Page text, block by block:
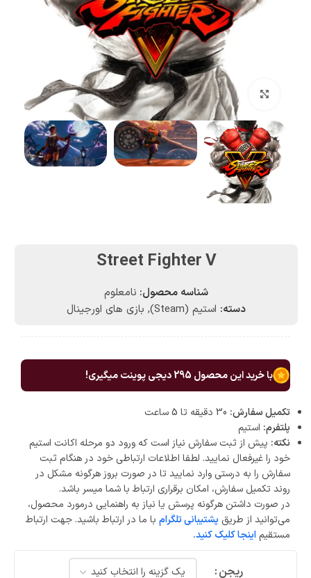
بزرگنمایی تصویر
Street Fighter V
شناسه محصول: نامعلوم
دسته: استیم (Steam) , بازی های اورجینال
با خرید این محصول 295دیجی پوینت میگیری!
تکمیل سفارش:
پلتفرم: استیم
نکته: پیش از ثبت سفارش نیاز است که ورود دو مرحله اکانت استیم
خود را غیرفعال نمایید. لطفا اطلاعات ارتباطی خود در هنگام ثبت
سفارش را به درستی وارد نمایید تا در صورت بروز هرگونه مشکل در
روند تکمیل سفارش، امکان برقراری ارتباط با شما میسر باشد.
در صورت داشتن هرگونه پرسش یا نیاز به راهنمایی درمورد محصول،
می‌توانید از طریق پشتیبانی تلگرام با ما در ارتباط باشید. جهت ارتباط
مستقیم اینجا کلیک کنید.
ریجن